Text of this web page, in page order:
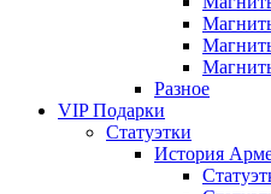
Разное
VIP Подарки
Статуэтки
История